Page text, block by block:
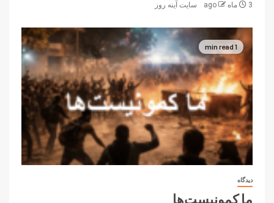
3 ماه ago سایت آینه‌ روز
1 min read
دیدگاه
ما کمونیست‌ها